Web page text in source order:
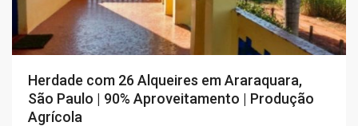
Herdade com 26 Alqueires em Araraquara,
São Paulo | 90% Aproveitamento | Produção
Agrícola